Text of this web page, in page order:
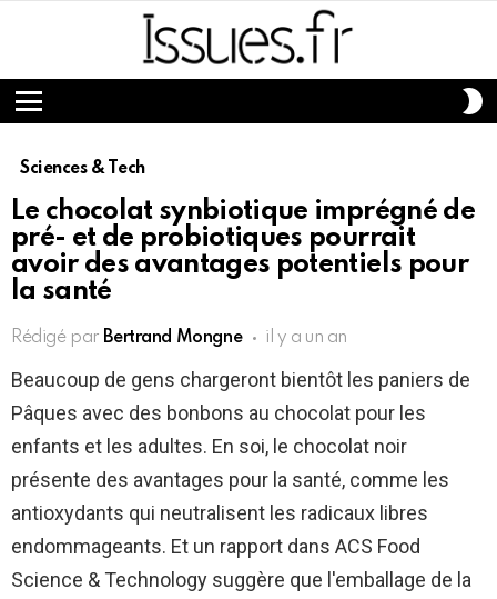
Menu
Sciences & Tech
Le chocolat synbiotique imprégné de
pré- et de probiotiques pourrait
avoir des avantages potentiels pour
la santé
Rédigé par Bertrand Mongne il y a un an
Beaucoup de gens chargeront bientôt les paniers de
Pâques avec des bonbons au chocolat pour les
enfants et les adultes. En soi, le chocolat noir
présente des avantages pour la santé, comme les
antioxydants qui neutralisent les radicaux libres
endommageants. Et un rapport dans ACS Food
Science & Technology suggère que l'emballage de la